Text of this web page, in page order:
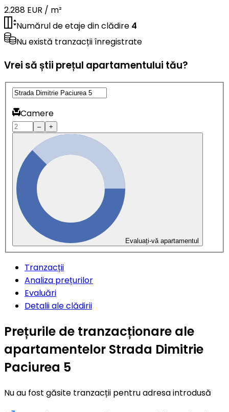
2.288 EUR / m²
Numărul de etaje din clădire 4
Nu există tranzacții înregistrate
Vrei să știi prețul apartamentului tău?
Camere
– +
Evaluați-vă apartamentul
Tranzacții
Analiza prețurilor
Evaluări
Detalii ale clădirii
Prețurile de tranzacționare ale
apartamentelor Strada Dimitrie
Paciurea 5
Nu au fost găsite tranzacții pentru adresa introdusă